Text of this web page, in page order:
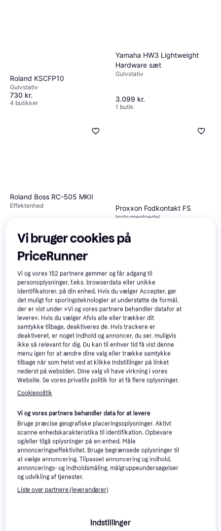
Roland KSCFP10
Gulvstativ
730 kr.
4 butikker
Yamaha HW3 Lightweight
Hardware sæt
Gulvstativ
3.099 kr.
1 butik
Roland Boss RC-505 MKII
Effektenhed
4 butikker
Proxxon Fodkontakt FS
Instrumentpedal
6 butikker
Olfa SKB-2/5B Knivblade 5
stk/sb
Taske & Etui
9+ butikker
Elixir Nanoweb Light
Phosphor Br 3P
Musiktilbehør: 3 ting at
overveje, før du køber
Overvej dit behov
overveje, hvad du faktisk har brug for. Er du
Vi bruger cookies på
PriceRunner
Vi og vores152 partnere gemmer og får adgang til
personoplysninger, f.eks. browserdata eller unikke
identifikatorer, på din enhed. Hvis du vælger Accepter, gør
det muligt for sporingsteknologier at understøtte de formål,
der er vist under »Vi og vores partnere behandler datafor at
levere«. Hvis du vælger Afvis alle eller trækker dit
samtykke tilbage, deaktiveres de. Hvis trackere er
deaktiveret, er noget indhold og annoncer, du ser, muligvis
ikke så relevant for dig. Du kan til enhver tid få vist denne
menu igen for at ændre dine valg eller trække samtykke
tilbage når som helst ved at klikke Indstillinger på linket
nederst på websiden. Dine valg vil have virkning i vores
Website. Se vores privatliv politik for at få flere oplysninger.
Cookiepolitik
Vi og vores partnere behandler data for at levere
Bruge præcise geografiske placeringsoplysninger. Aktivt
scanne enhedskarakteristika til identifikation. Opbevare
og/eller tilgå oplysninger på en enhed. Måle
annonceringseffektivitet. Bruge begrænsede oplysninger til
at vælge annoncering. Tilpasset annoncering og indhold,
annoncerings- og indholdsmåling, målgruppeundersøgelser
og udvikling af tjenester.
Liste over partnere (leverandører)
Indstillinger